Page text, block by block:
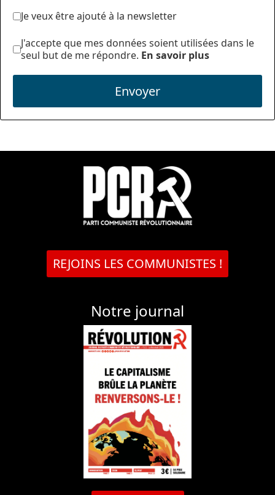
Je veux être ajouté à la newsletter
J'accepte que mes données soient utilisées dans le
seul but de me répondre. En savoir plus
Envoyer
REJOINS LES COMMUNISTES !
Notre journal